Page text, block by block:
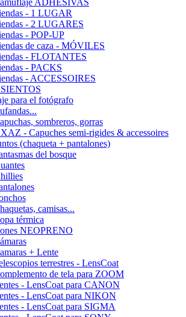
ADHESIVAS
- 1 LUGAR
- 2 LUGARES
- POP-UP
de caza - MÓVILES
- FLOTANTES
- PACKS
- ACCESSOIRES
para el fotógrafo
sombreros, gorras
- Capuches semi-rigides & accessoires
(chaqueta + pantalones)
del bosque
camisas...
térmica
NEOPRENO
+ Lente
terrestres - LensCoat
de tela para ZOOM
- LensCoat para CANON
- LensCoat para NIKON
- LensCoat para SIGMA